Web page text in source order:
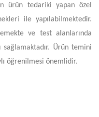
ürün tedariki yapan özel
ile yapılabilmektedir.
ve test alanlarında
sağlamaktadır. Ürün temini
öğrenilmesi önemlidir.